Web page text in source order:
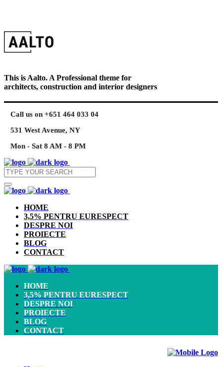
This is Aalto. A Professional theme for
architects, construction and interior designers
Call us on +651 464 033 04
531 West Avenue, NY
Mon - Sat 8 AM - 8 PM
HOME
3,5% PENTRU EURESPECT
DESPRE NOI
PROIECTE
BLOG
CONTACT
HOME
3,5% PENTRU EURESPECT
DESPRE NOI
PROIECTE
BLOG
CONTACT